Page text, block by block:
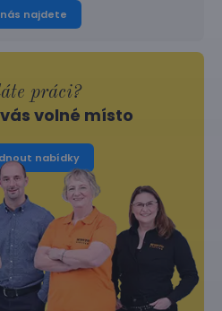
najdete
práci?
volné místo
nabídky